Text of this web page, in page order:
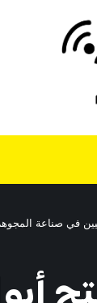
في صناعة